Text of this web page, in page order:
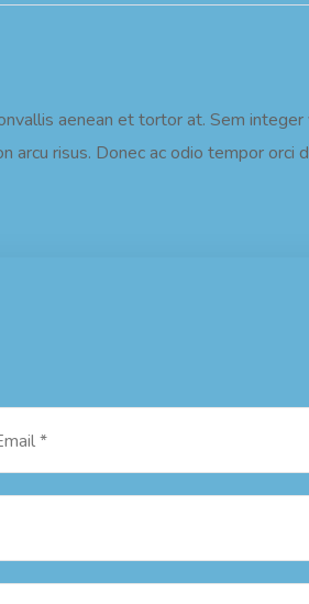
aenean et tortor at. Sem
risus. Donec ac odio tempor orci